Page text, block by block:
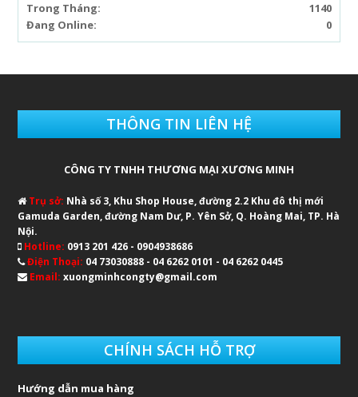
1140
Trong Tháng:
0
Đang Online:
THÔNG TIN LIÊN HỆ
CÔNG TY TNHH THƯƠNG MẠI XƯƠNG MINH
Trụ sở: Nhà số 3, Khu Shop House, đường 2.2 Khu đô thị mới
Gamuda Garden, đường Nam Dư, P. Yên Sở, Q. Hoàng Mai, TP. Hà
Nội.
Hotline: 0913 201 426 - 0904938686
Điện Thoại: 04 73030888 - 04 6262 0101 - 04 6262 0445
Email: xuongminhcongty@gmail.com
CHÍNH SÁCH HỖ TRỢ
Hướng dẫn mua hàng